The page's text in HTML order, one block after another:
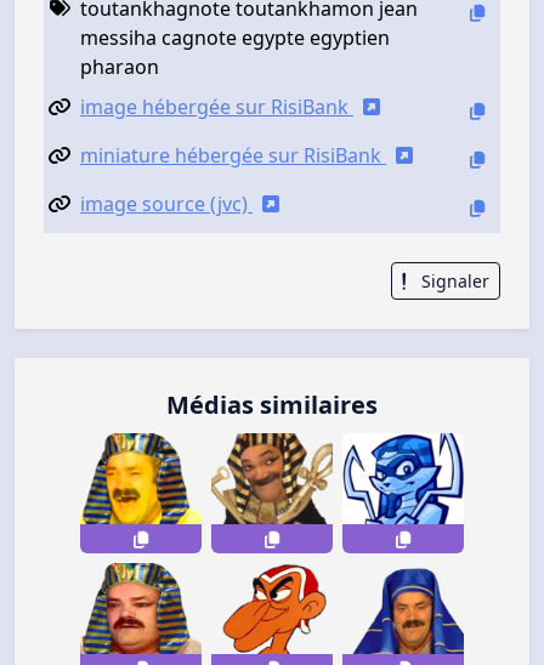
toutankhagnote toutankhamon jean
messiha cagnote egypte egyptien
pharaon
image hébergée sur RisiBank
miniature hébergée sur RisiBank
image source (jvc)
Signaler
Médias similaires